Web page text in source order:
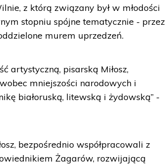
z którą związany był w młodości
stopniu spójne tematycznie - przez
murem uprzedzeń.
artystyczną, pisarską Miłosz,
mniejszości narodowych i
białoruską, litewską i żydowską” -
bezpośrednio współpracowali z
Żagarów, rozwijającą